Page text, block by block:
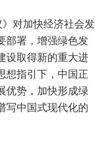
》对加快经济社会发
部署，增强绿色发
设取得新的重大进
想指引下，中国正
优势，加快形成绿
写中国式现代化的